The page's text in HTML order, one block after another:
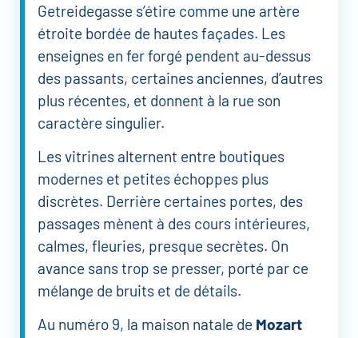
Getreidegasse s’étire comme une artère
étroite bordée de hautes façades. Les
enseignes en fer forgé pendent au-dessus
des passants, certaines anciennes, d’autres
plus récentes, et donnent à la rue son
caractère singulier.
Les vitrines alternent entre boutiques
modernes et petites échoppes plus
discrètes. Derrière certaines portes, des
passages mènent à des cours intérieures,
calmes, fleuries, presque secrètes. On
avance sans trop se presser, porté par ce
mélange de bruits et de détails.
Au numéro 9, la maison natale de Mozart